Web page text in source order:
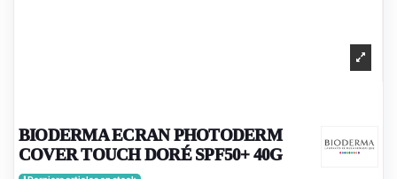
BIODERMA ECRAN PHOTODERM
COVER TOUCH DORÉ SPF50+ 40G